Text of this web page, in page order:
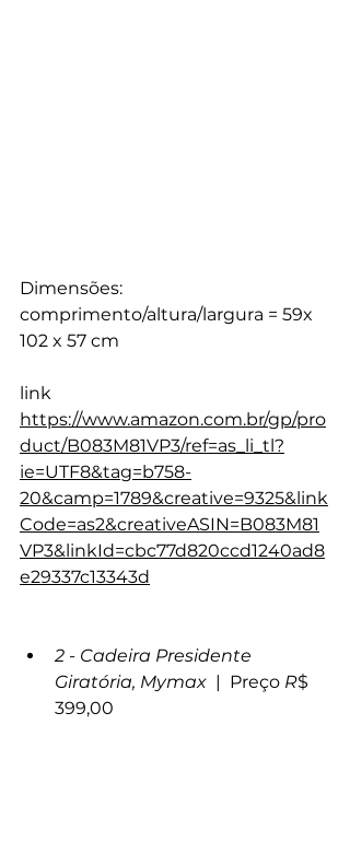
Dimensões:
comprimento/altura/largura = 59x
102 x 57 cm
link
https://www.amazon.com.br/gp/pro
duct/B083M81VP3/ref=as_li_tl?
ie=UTF8&tag=b758-
20&camp=1789&creative=9325&link
Code=as2&creativeASIN=B083M81
VP3&linkId=cbc77d820ccd1240ad8
e29337c13343d
2 - Cadeira Presidente
Giratória, Mymax |  Preço R$
399,00